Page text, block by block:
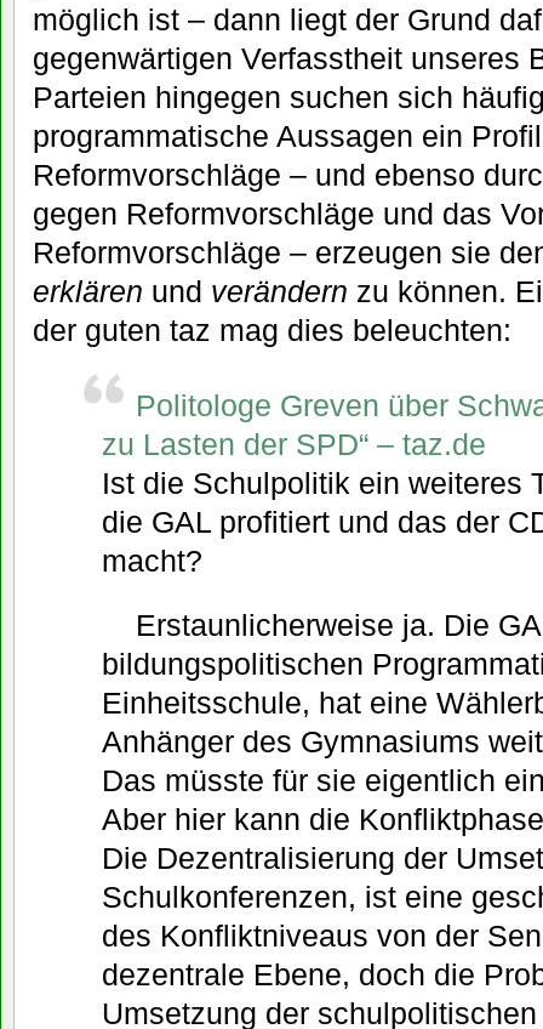
möglich ist – dann liegt der Grund
gegenwärtigen Verfasstheit unseres
Parteien hingegen suchen sich
programmatische Aussagen ein
Reformvorschläge – und ebenso
gegen Reformvorschläge und das
Reformvorschläge – erzeugen sie
erklären und verändern zu können.
der guten taz mag dies beleuchten:
Politologe Greven über
zu Lasten der SPD“ – taz.de
Ist die Schulpolitik ein weiteres
die GAL profitiert und das der
macht?
Erstaunlicherweise ja. Die
bildungspolitischen
Einheitsschule, hat eine
Anhänger des Gymnasiums
Das müsste für sie eigentlich
Aber hier kann die
Die Dezentralisierung der
Schulkonferenzen, ist eine
des Konfliktniveaus von der
dezentrale Ebene, doch die
Umsetzung der